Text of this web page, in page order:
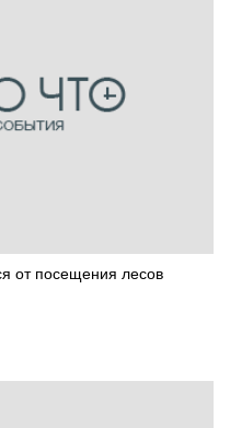
от посещения лесов